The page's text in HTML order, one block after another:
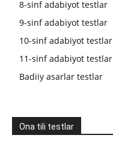
8-sinf adabiyot testlar
9-sinf adabiyot testlar
10-sinf adabiyot testlar
11-sinf adabiyot testlar
Badiiy asarlar testlar
Ona tili testlar